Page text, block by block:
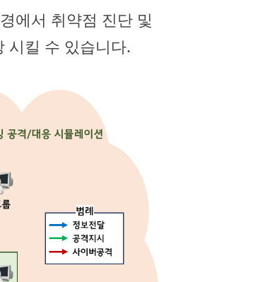
에서 취약점 진단 및
시킬 수 있습니다.